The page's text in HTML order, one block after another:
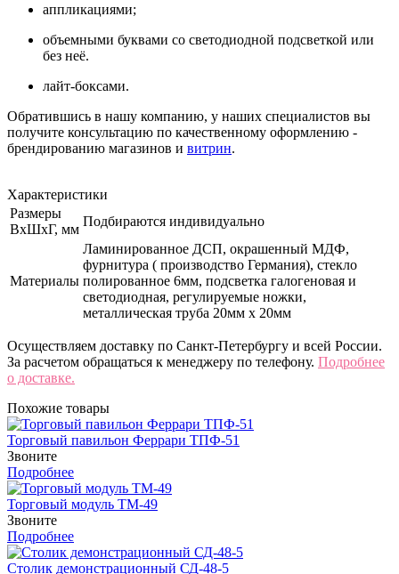
аппликациями;
объемными буквами со светодиодной подсветкой или
без неё.
лайт-боксами.
Обратившись в нашу компанию, у наших специалистов вы
получите консультацию по качественному оформлению -
брендированию магазинов и витрин.
Характеристики
Размеры
ВхШхГ, мм
Подбираются индивидуально
Материалы
Ламинированное ДСП, окрашенный МДФ,
фурнитура ( производство Германия), стекло
полированное 6мм, подсветка галогеновая и
светодиодная, регулируемые ножки,
металлическая труба 20мм х 20мм
Осуществляем доставку по Санкт-Петербургу и всей России.
За расчетом обращаться к менеджеру по телефону. Подробнее
о доставке.
Похожие товары
Торговый павильон Феррари ТПФ-51
Звоните
Подробнее
Торговый модуль ТМ-49
Звоните
Подробнее
Столик демонстрационный СД-48-5